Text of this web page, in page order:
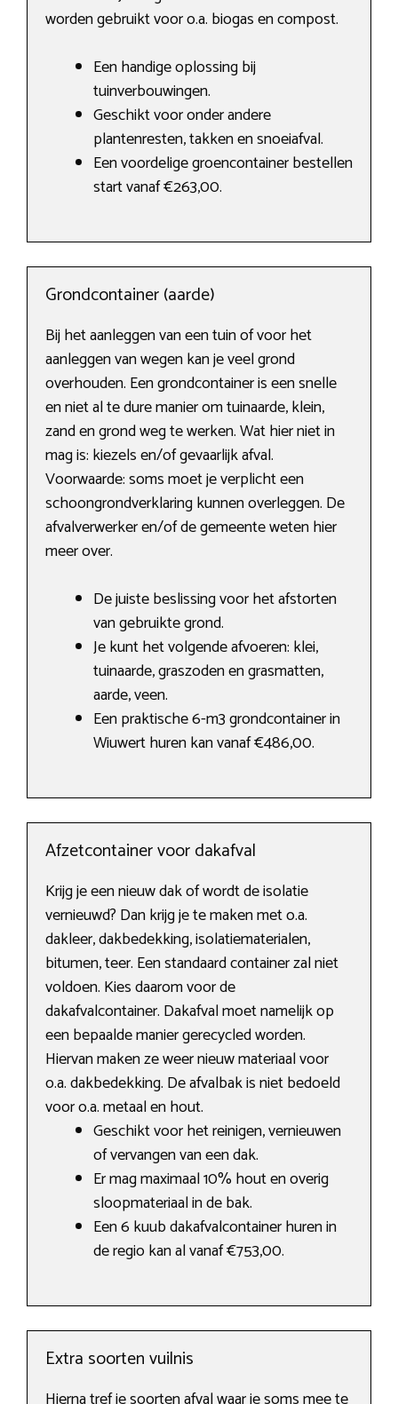
worden gebruikt voor o.a. biogas en compost.
Een handige oplossing bij
tuinverbouwingen.
Geschikt voor onder andere
plantenresten, takken en snoeiafval.
Een voordelige groencontainer bestellen
start vanaf €263,00.
Grondcontainer (aarde)
Bij het aanleggen van een tuin of voor het
aanleggen van wegen kan je veel grond
overhouden. Een grondcontainer is een snelle
en niet al te dure manier om tuinaarde, klein,
zand en grond weg te werken. Wat hier niet in
mag is: kiezels en/of gevaarlijk afval.
Voorwaarde: soms moet je verplicht een
schoongrondverklaring kunnen overleggen. De
afvalverwerker en/of de gemeente weten hier
meer over.
De juiste beslissing voor het afstorten
van gebruikte grond.
Je kunt het volgende afvoeren: klei,
tuinaarde, graszoden en grasmatten,
aarde, veen.
Een praktische 6-m3 grondcontainer in
Wiuwert huren kan vanaf €486,00.
Afzetcontainer voor dakafval
Krijg je een nieuw dak of wordt de isolatie
vernieuwd? Dan krijg je te maken met o.a.
dakleer, dakbedekking, isolatiematerialen,
bitumen, teer. Een standaard container zal niet
voldoen. Kies daarom voor de
dakafvalcontainer. Dakafval moet namelijk op
een bepaalde manier gerecycled worden.
Hiervan maken ze weer nieuw materiaal voor
o.a. dakbedekking. De afvalbak is niet bedoeld
voor o.a. metaal en hout.
Geschikt voor het reinigen, vernieuwen
of vervangen van een dak.
Er mag maximaal 10% hout en overig
sloopmateriaal in de bak.
Een 6 kuub dakafvalcontainer huren in
de regio kan al vanaf €753,00.
Extra soorten vuilnis